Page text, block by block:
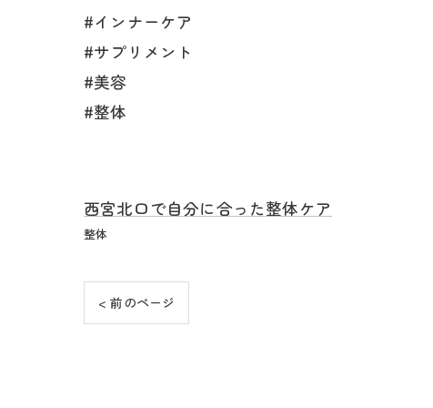
#インナーケア
#サプリメント
#美容
#整体
西宮北口で自分に合った整体ケア
整体
< 前のページ